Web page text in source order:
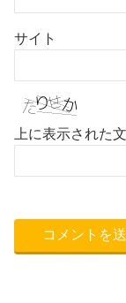
サイト
上に表示された